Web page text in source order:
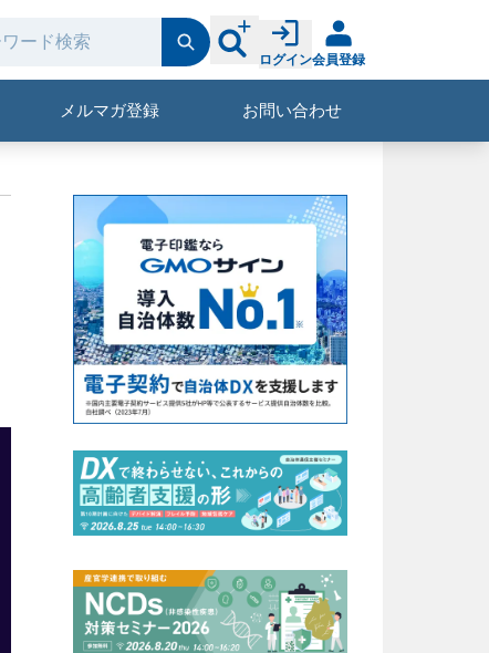
ログイン会員登録
メルマガ登録 お問い合わせ